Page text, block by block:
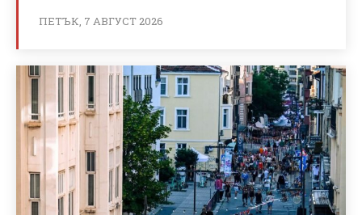
ПЕТЪК, 7 АВГУСТ 2026